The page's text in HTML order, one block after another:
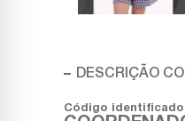
DESCRIÇÃO
Código